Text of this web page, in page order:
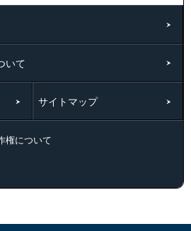
いて
サイトマップ
権について